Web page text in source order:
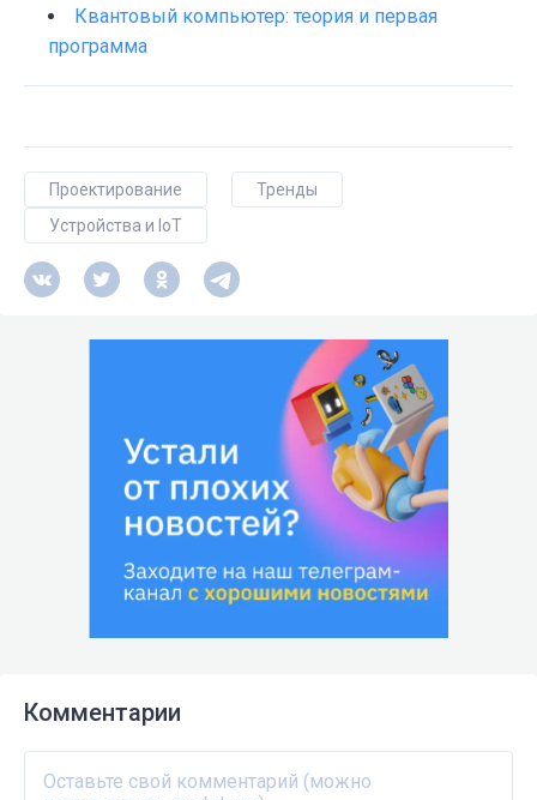
Квантовый компьютер: теория и первая
программа
Проектирование
Тренды
Устройства и IoT
Комментарии